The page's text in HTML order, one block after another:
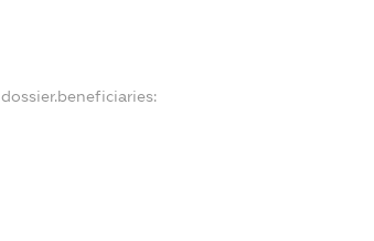
dossier.beneficiaries: